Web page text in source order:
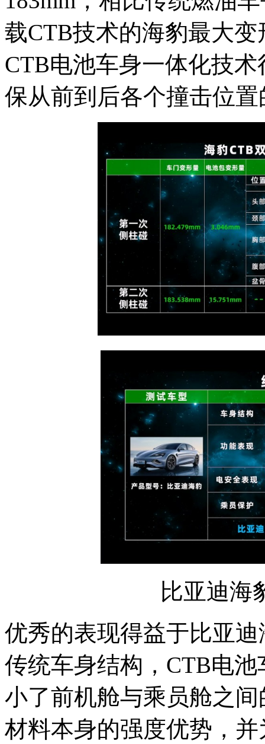
载CTB技术的海豹最大
CTB电池车身一体化技
保从前到后各个撞击位
比亚迪海
优秀的表现得益于比亚
传统车身结构，CTB电
小了前机舱与乘员舱之
材料本身的强度优势，